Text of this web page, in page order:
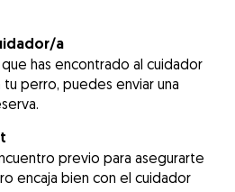
a
has encontrado al cuidador
perro, puedes enviar una
previo para asegurarte
encaja bien con el cuidador